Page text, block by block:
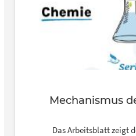
Mechanismus
Das Arbeitsblatt zeigt